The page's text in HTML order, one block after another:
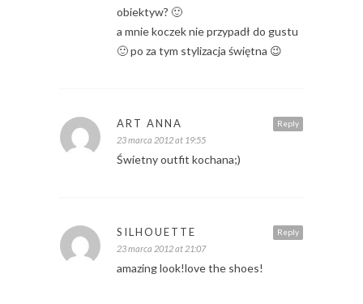
obiektyw? 🙂
a mnie koczek nie przypadł do gustu
🙂 po za tym stylizacja świętna 😉
Reply
ART ANNA
23 marca 2012 at 19:55
Świetny outfit kochana;)
Reply
SILHOUETTE
23 marca 2012 at 21:07
amazing look!love the shoes!